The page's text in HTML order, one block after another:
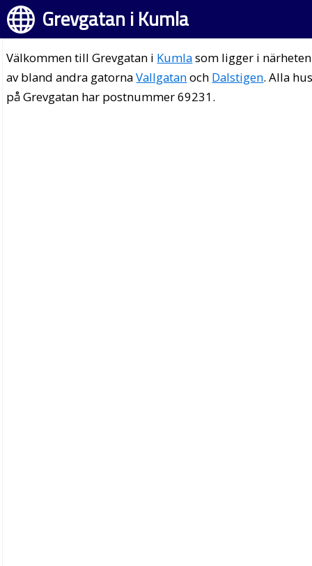
Grevgatan i Kumla
Välkommen till Grevgatan i Kumlasom ligger i närheten
av bland andra gatornaVallgatanoch Dalstigen. Alla
på Grevgatan har postnummer 69231.